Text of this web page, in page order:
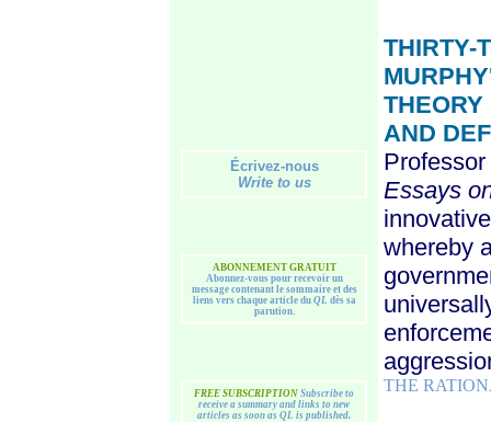
Écrivez-nous
Write to us
ABONNEMENT GRATUIT
Abonnez-vous pour recevoir un
message contenant le sommaire et des
liens vers chaque article du QL dès sa
parution.
FREE SUBSCRIPTION Subscribe to
receive a summary and links to new
articles as soon as QL is published.
THIRTY-
AND
Essays
whereby
THE